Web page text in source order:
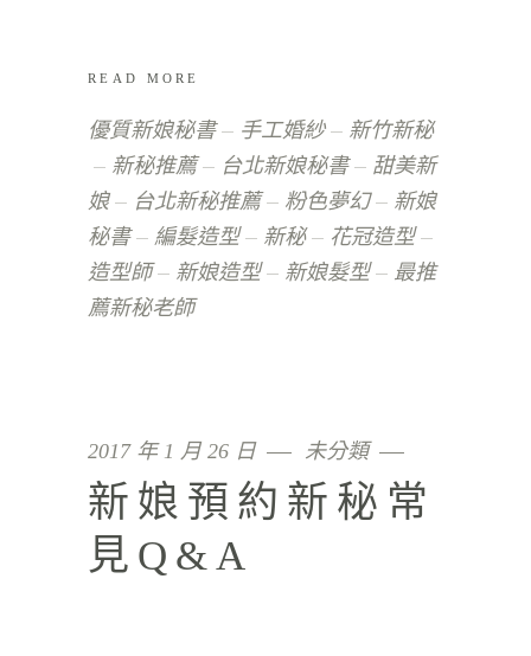
READ MORE
優質新娘秘書 手工婚紗
新竹新秘
新秘推薦
台北新娘秘書
甜美新
娘
台北新秘推薦 粉色夢幻
新娘
秘書
編髮造型 新秘
花冠造型
造型師
新娘造型 新娘髮型
最推
薦新秘老師
2017 年 1 月 26 日 未分類
新娘預約新秘常
見Q&A